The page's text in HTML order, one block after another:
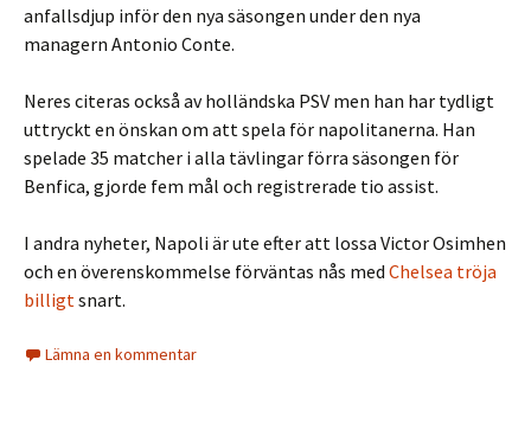
anfallsdjup inför den nya säsongen under den nya
managern Antonio Conte.
Neres citeras också av holländska PSV men han har tydligt
uttryckt en önskan om att spela för napolitanerna. Han
spelade 35 matcher i alla tävlingar förra säsongen för
Benfica, gjorde fem mål och registrerade tio assist.
I andra nyheter, Napoli är ute efter att lossa Victor Osimhen
och en överenskommelse förväntas nås med Chelsea tröja
billigtsnart.
Lämna en kommentar